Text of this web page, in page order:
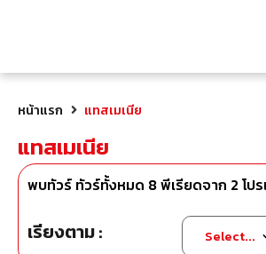
หน้าแรก แทสเมเนีย
แทสเมเนีย
พบทัวร์ ทัวร์ทั้งหมด 8พีเรียดจาก 2 โป
เรียงตาม :